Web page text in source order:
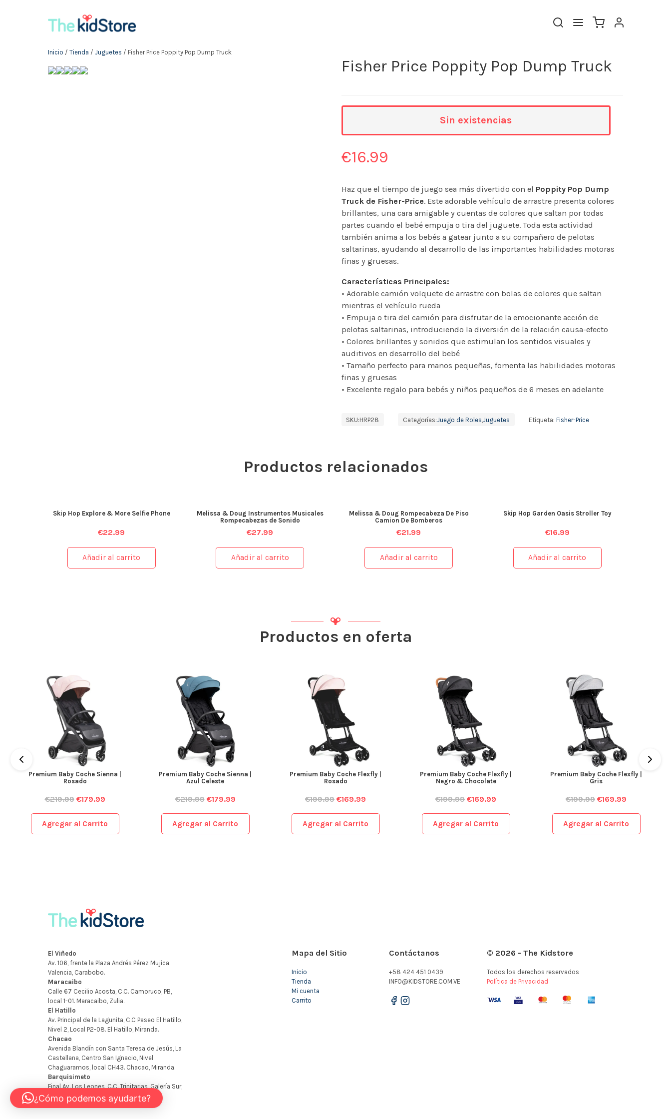
Inicio / Tienda / Juguetes / Fisher Price Poppity Pop Dump Truck
Fisher Price Poppity Pop Dump Truck
€16.99
Haz que el tiempo de juego sea más divertido con el Poppity Pop Dump
Truck de Fisher-Price. Este adorable vehículo de arrastre presenta colores
brillantes, una cara amigable y cuentas de colores que saltan por todas
partes cuando el bebé empuja o tira del juguete. Toda esta actividad
también anima a los bebés a gatear junto a su compañero de pelotas
saltarinas, ayudando al desarrollo de las importantes habilidades motoras
finas y gruesas.
Características Principales:
• Adorable camión volquete de arrastre con bolas de colores que saltan
mientras el vehículo rueda
• Empuja o tira del camión para disfrutar de la emocionante acción de
pelotas saltarinas, introduciendo la diversión de la relación causa-efecto
• Colores brillantes y sonidos que estimulan los sentidos visuales y
auditivos en desarrollo del bebé
• Tamaño perfecto para manos pequeñas, fomenta las habilidades motoras
finas y gruesas
• Excelente regalo para bebés y niños pequeños de 6 meses en adelante
Sin existencias
SKU:HRP28 Categorías:Juego de Roles Juguetes Etiqueta: Fisher-Price
Productos relacionados
Skip Hop Explore & More Selfie Phone
€22.99
Añadir al carrito
Melissa & Doug Instrumentos Musicales
Rompecabezas de Sonido
€27.99
Añadir al carrito
Melissa & Doug Rompecabeza De Piso
Camion De Bomberos
€21.99
Añadir al carrito
Skip Hop Garden Oasis Stroller Toy
€16.99
Añadir al carrito
Productos en oferta
Premium Baby Coche Sienna |
Rosado
€219.99 €179.99
Agregar al Carrito
Premium Baby Coche Sienna |
Azul Celeste
€219.99 €179.99
Agregar al Carrito
Premium Baby Coche Flexfly |
Rosado
€199.99 €169.99
Agregar al Carrito
Premium Baby Coche Flexfly |
Negro & Chocolate
€199.99 €169.99
Agregar al Carrito
Premium Baby Coche Flexfly |
Gris
€199.99 €169.99
Agregar al Carrito
Mapa del Sitio
Inicio
Tienda
Mi cuenta
Carrito
Contáctanos
+58 424 451 0439
INFO@KIDSTORE.COM.VE
© 2026 - The Kidstore
Todos los derechos reservados
Política de Privacidad
¿Cómo podemos ayudarte?